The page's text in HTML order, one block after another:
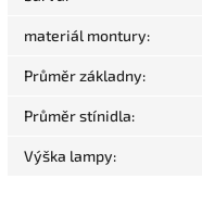
materiál montury:
Průměr základny:
Průměr stínidla:
Výška lampy: